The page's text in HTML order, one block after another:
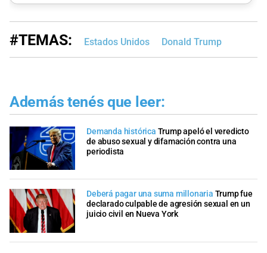
#TEMAS: Estados Unidos Donald Trump
Además tenés que leer:
Demanda histórica Trump apeló el veredicto
de abuso sexual y difamación contra una
periodista
Deberá pagar una suma millonaria Trump fue
declarado culpable de agresión sexual en un
juicio civil en Nueva York